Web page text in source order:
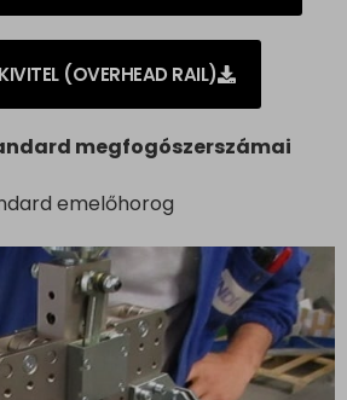
(OVERHEAD RAIL)
megfogószerszámai
emelőhorog